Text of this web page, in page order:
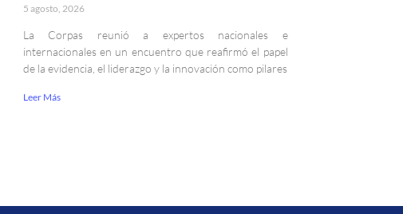
5 agosto, 2026
La Corpas reunió a expertos nacionales e
internacionales en un encuentro que reafirmó el papel
de la evidencia, el liderazgo y la innovación como pilares
Leer Más